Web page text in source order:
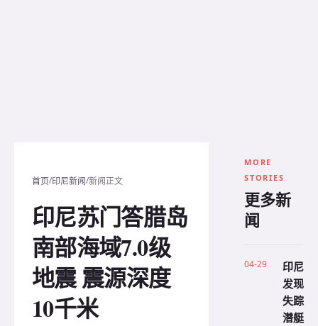
首页/印尼新闻/新闻正文
印尼苏门答腊岛
南部海域7.0级
地震 震源深度
10千米
MORE
STORIES
更多新
闻
04-29
印尼
发现
失踪
潜艇